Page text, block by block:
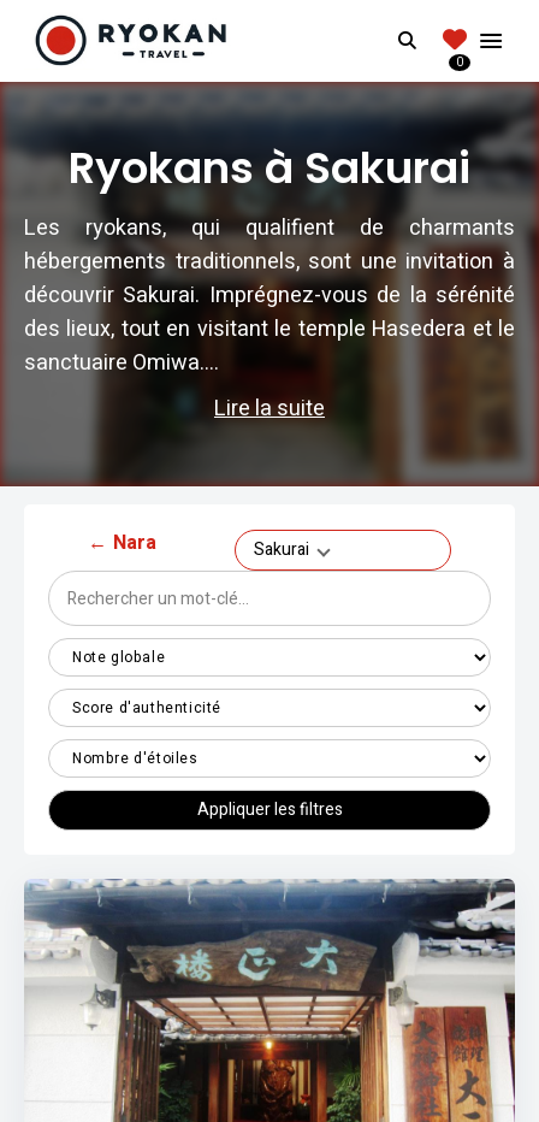
RYOKANTRAVEL
Vivez l'expérience authentique d'un Ryokan
Search
0
Ryokans à Sakurai
Les ryokans, qui qualifient de charmants
hébergements traditionnels, sont une invitation à
découvrir Sakurai. Imprégnez-vous de la sérénité
des lieux, tout en visitant le temple Hasedera et le
sanctuaire Omiwa....
Lire la suite
← Nara Sakurai
Appliquer les filtres